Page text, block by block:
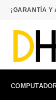
Saltar
contenido
¡GARANTÍA Y